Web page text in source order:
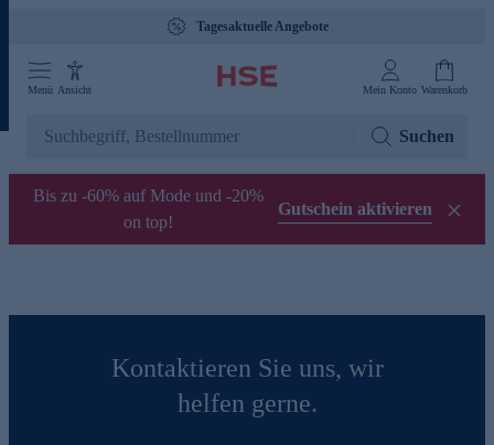
Tagesaktuelle Angebote
Menü Ansicht Mein Konto Warenkorb
Suchen
Bis zu -60% auf Mode und -20%
on top!
Gutschein aktivieren
Kontaktieren Sie uns, wir
helfen gerne.